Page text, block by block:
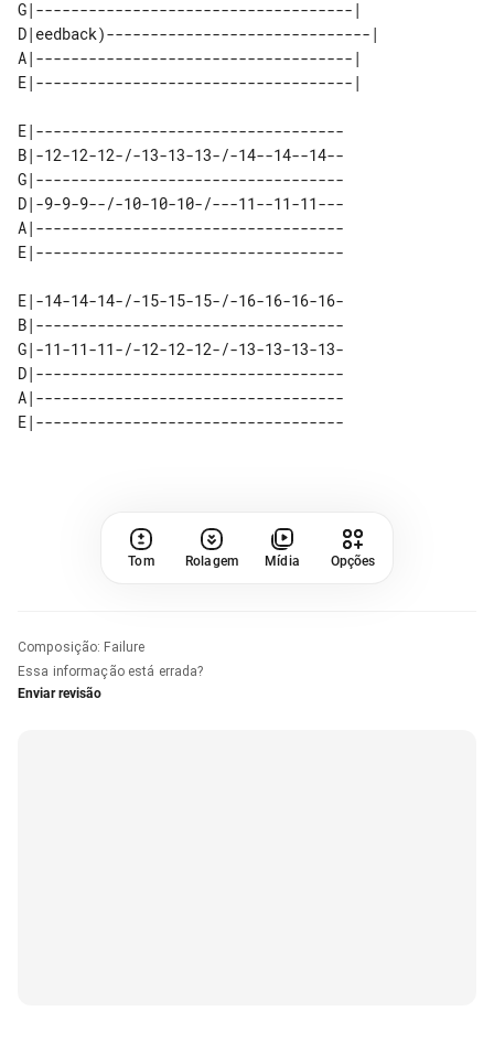
G|------------------------------------|
D|eedback)------------------------------|
A|------------------------------------|
E|-----------------------------------
B|-12-12-12-/-13-13-13-/-14--14--14--
G|-----------------------------------
D|-9-9-9--/-10-10-10-/---11--11-11---
A|-----------------------------------
E|-14-14-14-/-15-15-15-/-16-16-16-16-
B|-----------------------------------
G|-11-11-11-/-12-12-12-/-13-13-13-13-
D|-----------------------------------
A|-----------------------------------
Tom Rolagem Mídia Opções
Composição: Failure
Essa informação está errada?
Enviar revisão